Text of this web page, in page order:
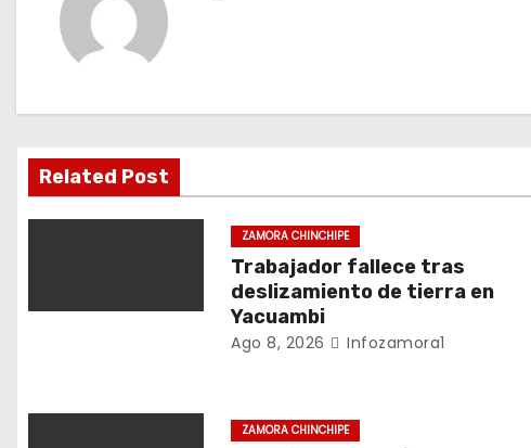
i
ó
d
e
Related Post
ZAMORA CHINCHIPE
Trabajador fallece tras
deslizamiento de tierra en
Yacuambi
Ago 8, 2026 Infozamora1
ZAMORA CHINCHIPE